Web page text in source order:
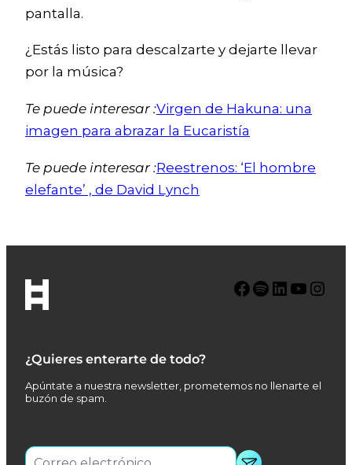
pantalla.
¿Estás listo para descalzarte y dejarte llevar
por la música?
Te puede interesar :Virgen de Hakuna: una
imagen para abrazar la Eucaristía
Te puede interesar :Reestrenos: ‘El hombre
elefante’ , de David Lynch
¿Quieres enterarte de todo?
Apúntate a nuestra newsletter, prometemos no llenarte el
buzón de spam.
Facebook Spotify LinkedIn YouTube Instagram